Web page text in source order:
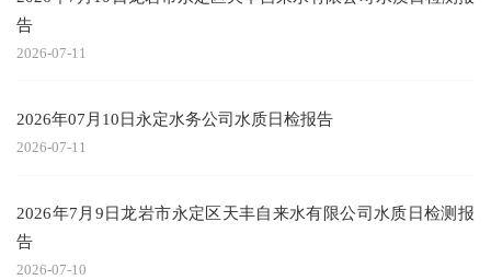
告
2026-07-11
2026年07月10日永定水务公司水质日检报告
2026-07-11
2026年7月9日龙岩市永定区天丰自来水有限公司水质日检测报
告
2026-07-10